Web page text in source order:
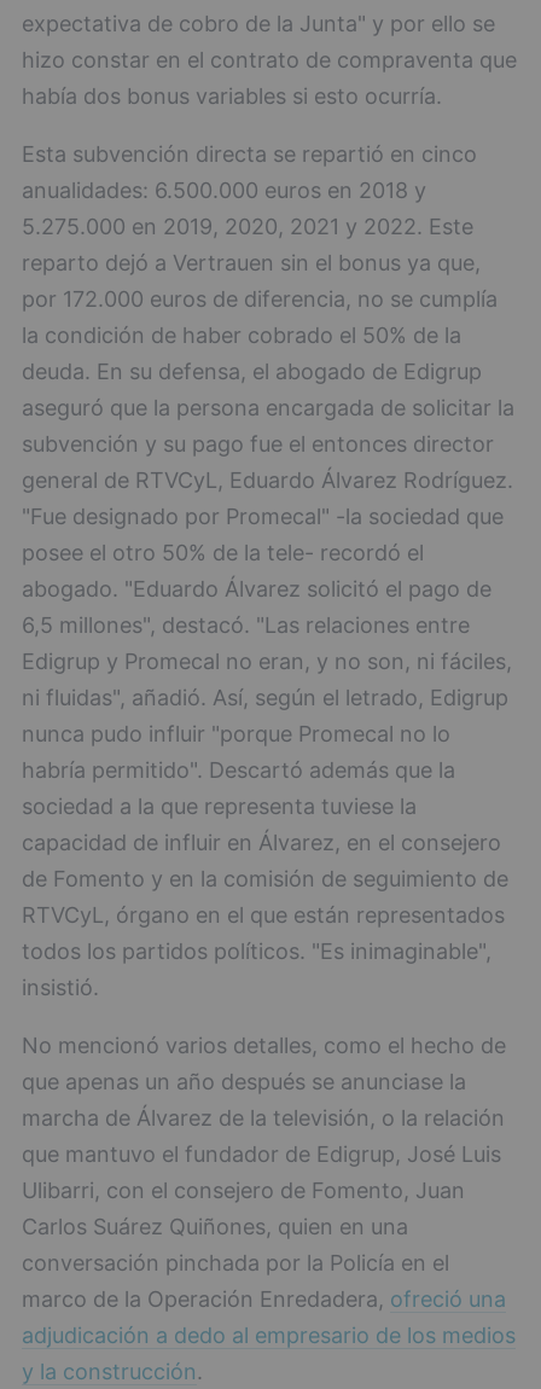
expectativa de cobro de la Junta" y por ello se
hizo constar en el contrato de compraventa que
había dos bonus variables si esto ocurría.
Esta subvención directa se repartió en cinco
anualidades: 6.500.000 euros en 2018 y
5.275.000 en 2019, 2020, 2021 y 2022. Este
reparto dejó a Vertrauen sin el bonus ya que,
por 172.000 euros de diferencia, no se cumplía
la condición de haber cobrado el 50% de la
deuda. En su defensa, el abogado de Edigrup
aseguró que la persona encargada de solicitar la
subvención y su pago fue el entonces director
general de RTVCyL, Eduardo Álvarez Rodríguez.
"Fue designado por Promecal" -la sociedad que
posee el otro 50% de la tele- recordó el
abogado. "Eduardo Álvarez solicitó el pago de
6,5 millones", destacó. "Las relaciones entre
Edigrup y Promecal no eran, y no son, ni fáciles,
ni fluidas", añadió. Así, según el letrado, Edigrup
nunca pudo influir "porque Promecal no lo
habría permitido". Descartó además que la
sociedad a la que representa tuviese la
capacidad de influir en Álvarez, en el consejero
de Fomento y en la comisión de seguimiento de
RTVCyL, órgano en el que están representados
todos los partidos políticos. "Es inimaginable",
insistió.
No mencionó varios detalles, como el hecho de
que apenas un año después se anunciase la
marcha de Álvarez de la televisión, o la relación
que mantuvo el fundador de Edigrup, José Luis
Ulibarri, con el consejero de Fomento, Juan
Carlos Suárez Quiñones, quien en una
conversación pinchada por la Policía en el
marco de la Operación Enredadera, ofreció una
adjudicación a dedo al empresario de los medios
y la construcción.